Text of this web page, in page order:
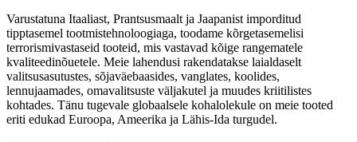
Varustatuna Itaaliast, Prantsusmaalt ja Jaapanist imporditud
tipptasemel tootmistehnoloogiaga, toodame kõrgetasemelisi
terrorismivastaseid tooteid, mis vastavad kõige rangematele
kvaliteedinõuetele. Meie lahendusi rakendatakse laialdaselt
valitsusasutustes, sõjaväebaasides, vanglates, koolides,
lennujaamades, omavalitsuste väljakutel ja muudes kriitilistes
kohtades. Tänu tugevale globaalsele kohalolekule on meie tooted
eriti edukad Euroopa, Ameerika ja Lähis-Ida turgudel.